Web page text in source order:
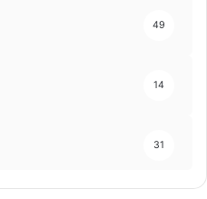
49
14
31